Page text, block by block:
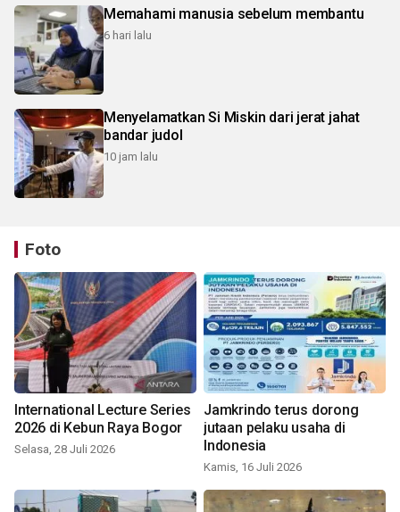
Memahami manusia sebelum membantu
6 hari lalu
Menyelamatkan Si Miskin dari jerat jahat
bandar judol
10 jam lalu
Foto
International Lecture Series
2026 di Kebun Raya Bogor
Selasa, 28 Juli 2026
Jamkrindo terus dorong
jutaan pelaku usaha di
Indonesia
Kamis, 16 Juli 2026